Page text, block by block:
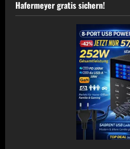
Hafermeyer gratis sichern!